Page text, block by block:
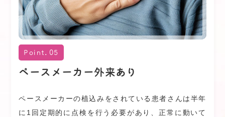
Point.05
ペースメーカー外来あり
ペースメーカーの植込みをされている患者さんは半年
に1回定期的に点検を行う必要があり、正常に動いて